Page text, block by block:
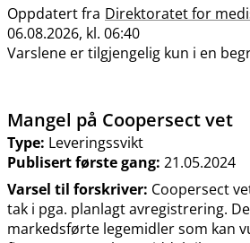
Oppdatert fra Direktoratet for
06.08.2026, kl. 06:40
Varslene er tilgjengelig kun i en
Mangel på Coopersect vet
Type: Leveringssvikt
Publisert første gang: 21.05.2024
Varsel til forskriver: Coopersect
tak i pga. planlagt avregistrering.
markedsførte legemidler som kan